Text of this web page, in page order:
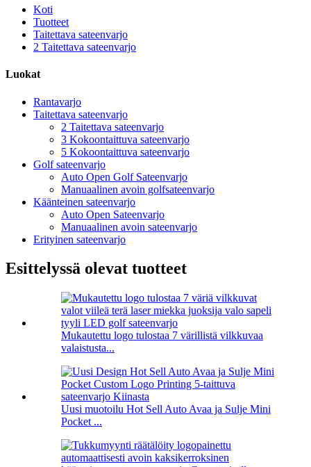
Koti
Tuotteet
Taitettava sateenvarjo
2 Taitettava sateenvarjo
Luokat
Rantavarjo
Taitettava sateenvarjo
2 Taitettava sateenvarjo
3 Kokoontaittuva sateenvarjo
5 Kokoontaittuva sateenvarjo
Golf sateenvarjo
Auto Open Golf Sateenvarjo
Manuaalinen avoin golfsateenvarjo
Käänteinen sateenvarjo
Auto Open Sateenvarjo
Manuaalinen avoin sateenvarjo
Erityinen sateenvarjo
Esittelyssä olevat tuotteet
Mukautettu logo tulostaa 7 värillistä vilkkuvaa
valaistusta...
Uusi muotoilu Hot Sell Auto Avaa ja Sulje Mini
Pocket ...